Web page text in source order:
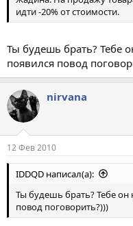
идти -20% от стоимости.
Ты будешь брать? Тебе
появился повод
nirvana
12 Фев 2010
IDDQD написал(а):
Ты будешь брать? Тебе он
повод поговорить?)))